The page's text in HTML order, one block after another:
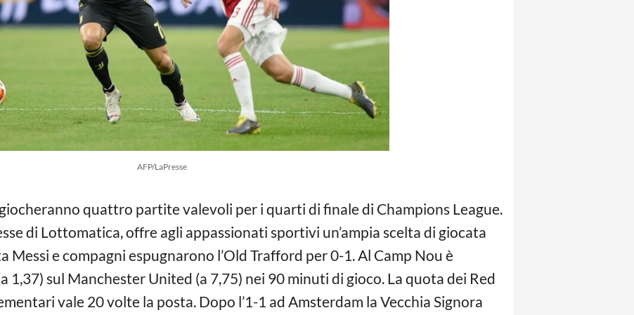
AFP/LaPresse
quattro partite valevoli per i quarti di finale di Champions League.
di Lottomatica, offre agli appassionati sportivi un’ampia scelta di giocata
Messi e compagni espugnarono l’Old Trafford per 0-1. Al Camp Nou è
1,37) sul Manchester United (a 7,75) nei 90 minuti di gioco. La quota dei Red
vale 20 volte la posta. Dopo l’1-1 ad Amsterdam la Vecchia Signora